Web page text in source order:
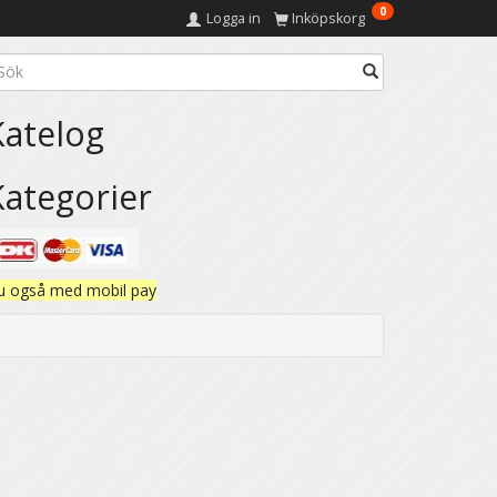
Inköpskorg 0
Logga in
også med mobil pay